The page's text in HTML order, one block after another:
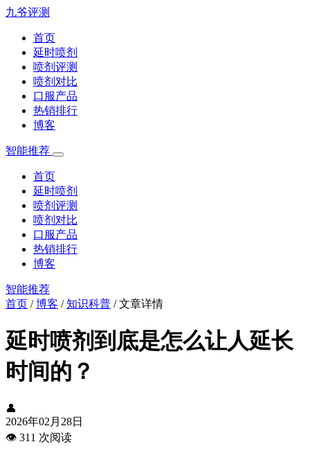
九爷评测
首页
延时喷剂
喷剂评测
喷剂对比
口服产品
热销排行
博客
智能推荐
首页
延时喷剂
喷剂评测
喷剂对比
口服产品
热销排行
博客
智能推荐
首页 /博客 /知识科普 /文章详情
延时喷剂到底是怎么让人延长
时间的？
👤
2026年02月28日
👁️ 311 次阅读